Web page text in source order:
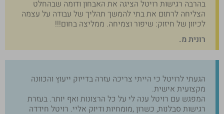
בהרבה רגישות רויטל הציגה את האבחון ודומה שבהחלט
הצליחה לרתום את בתי להמשך תהליך של עבודה על עצמה
לכיוון של חיזוק: שיפור וצמיחה. ממליצה בחום!!!
רונית מ.
הגעתי לרויטל כי הייתי צריכה עזרה בדייוק ייעוץ והכוונה
מקצועית אישית.
המפגש עם רויטל ענה לי על כל הרצונות ואף יותר. בעזרת
רגישות סבלנות, כשרון ,מומחיות ודיוק אליי. רויטל חידדה